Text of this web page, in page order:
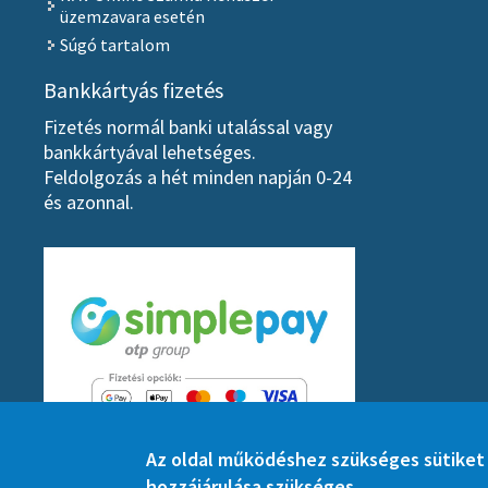
üzemzavara esetén
Súgó tartalom
Bankkártyás fizetés
Fizetés normál banki utalással vagy
bankkártyával lehetséges.
Feldolgozás a hét minden napján 0-24
és azonnal.
Az oldal működéshez szükséges